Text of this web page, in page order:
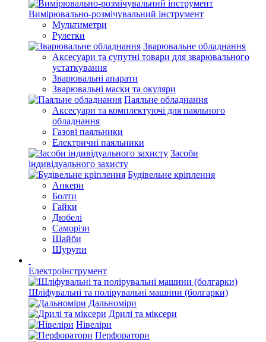
Вимірювально-розмічувальний інструмент
Мультиметри
Рулетки
Зварювальне обладнання
Аксесуари та супутні товари для зварювального
устаткування
Зварювальні апарати
Зварювальні маски та окуляри
Паяльне обладнання
Аксесуари та комплектуючі для паяльного
обладнання
Газові паяльники
Електричні паяльники
Засоби
індивідуального захисту
Будівельне кріплення
Анкери
Болти
Гайки
Дюбелі
Саморізи
Шайби
Шурупи
Електроінструмент
Шліфувальні та полірувальні машини (болгарки)
Дальноміри
Дрилі та міксери
Нівеліри
Перфоратори